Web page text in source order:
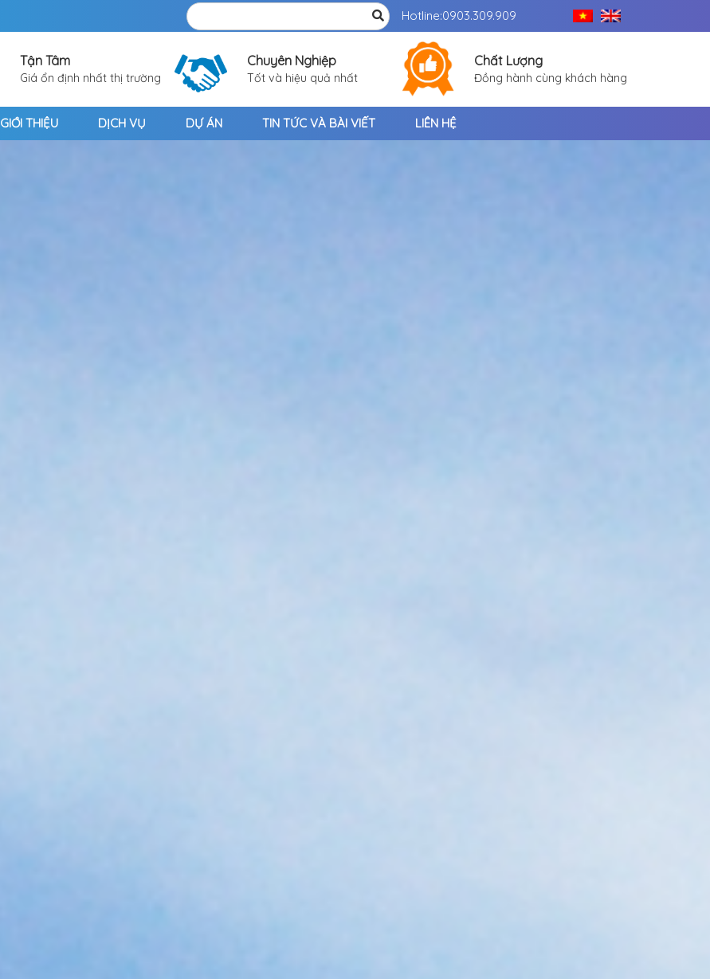
Hotline:0903.309.909
Tận Tâm
Giá ổn định nhất thị trường
Chuyên Nghiệp
Tốt và hiệu quả nhất
Chất Lượng
Đồng hành cùng khách hàng
GIỚI THIỆU DỊCH VỤ DỰ ÁN TIN TỨC VÀ BÀI VIẾT LIÊN HỆ